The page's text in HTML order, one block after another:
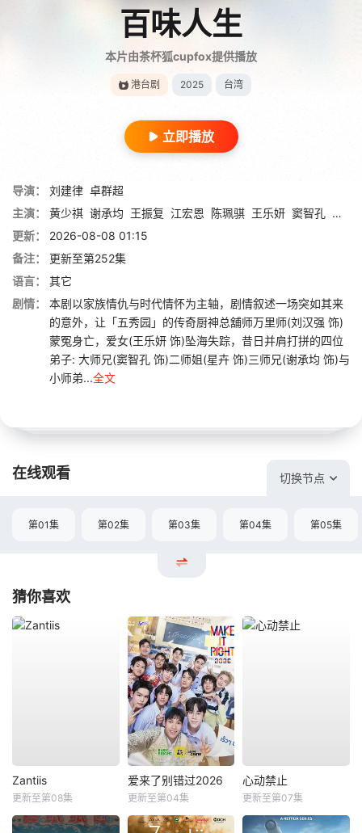
百味人生
本片由茶杯狐cupfox提供播放
港台剧 2025 台湾
立即播放
导演： 刘建律 卓群超
主演：
黄少祺 谢承均 王振复 江宏恩 陈珮骐 王乐妍 窦智孔 江国
更新：
2026-08-08 01:15
备注：
更新至第252集
语言：
其它
剧情：
本剧以家族情仇与时代情怀为主轴，剧情叙述一场突如其来
的意外，让「五秀园」的传奇厨神总舖师万里师(刘汉强 饰)
蒙冤身亡，爱女(王乐妍 饰)坠海失踪，昔日并肩打拼的四位
弟子: 大师兄(窦智孔 饰)二师姐(星卉 饰)三师兄(谢承均 饰)与
小师弟...全文
在线观看 切换节点
第01集 第02集 第03集 第04集 第05集
猜你喜欢
Zantiis
更新至第08集
爱来了别错过2026
更新至第04集
心动禁止
更新至第07集